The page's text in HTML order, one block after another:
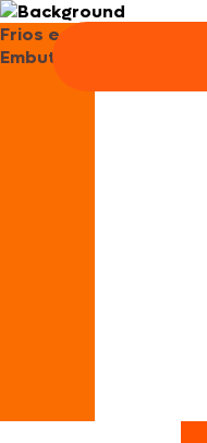
Frios e
Embutidos